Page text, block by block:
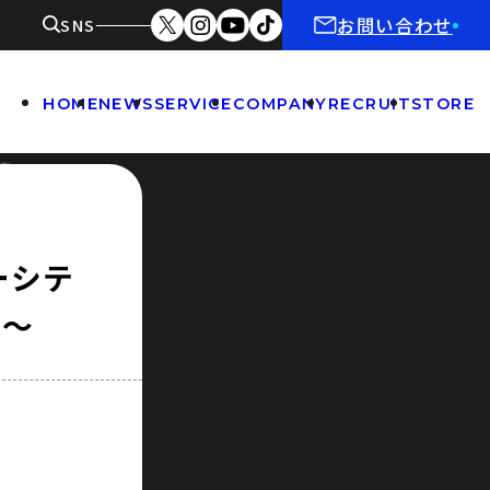
SNS お問い合わせ
HOMENEWSSERVICECOMPANYRECRUITSTORE
テ